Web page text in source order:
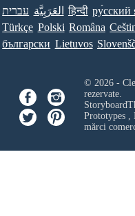
עברית العَرَبِيَّة हिन्दी ру́сский
Türkçe Polski Româna
български Lietuvos
© 2026 -
rezervate.
Prototypes ,
mărci